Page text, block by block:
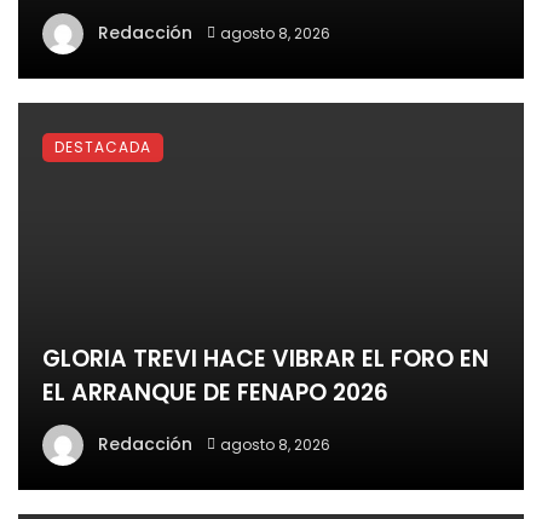
Redacción agosto 8, 2026
GLORIA TREVI HACE VIBRAR EL FORO EN
EL ARRANQUE DE FENAPO 2026
Redacción agosto 8, 2026
DESTACADA